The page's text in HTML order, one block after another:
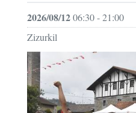
2026/08/1206:30 - 21:00
Zizurkil